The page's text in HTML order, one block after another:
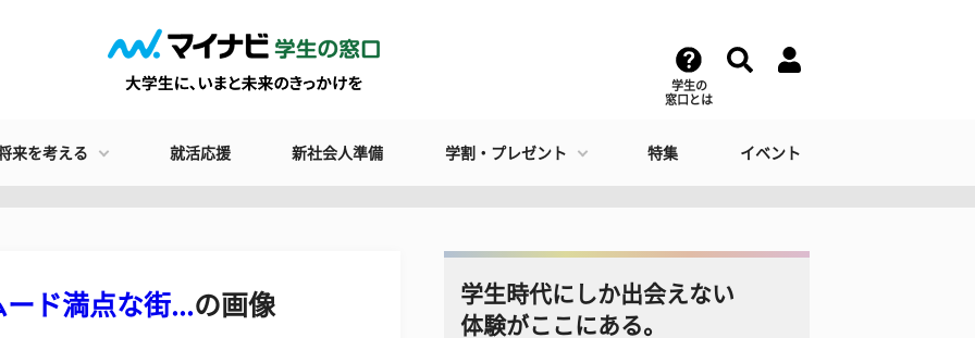
学生の
窓口とは
来を考える 就活応援 新社会人準備 学割・プレゼント 特集 イベント
ド満点な街...の画像
学生時代にしか出会えない
体験がここにある。